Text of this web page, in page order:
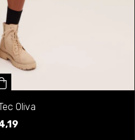
Oliva